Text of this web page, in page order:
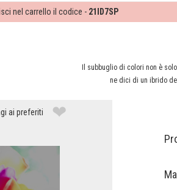
nel carrello il codice - 21ID7SP
Il subbuglio di colori non è
ne dici di un ibrido
ai preferiti ❤